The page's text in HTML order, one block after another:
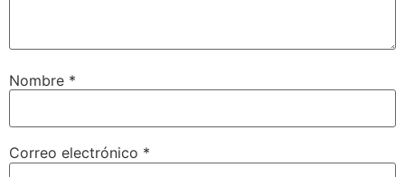
Nombre *
Correo electrónico *